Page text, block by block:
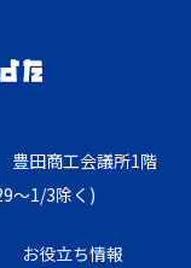
豊田商工会議所1階
～1/3除く)
お役立ち情報